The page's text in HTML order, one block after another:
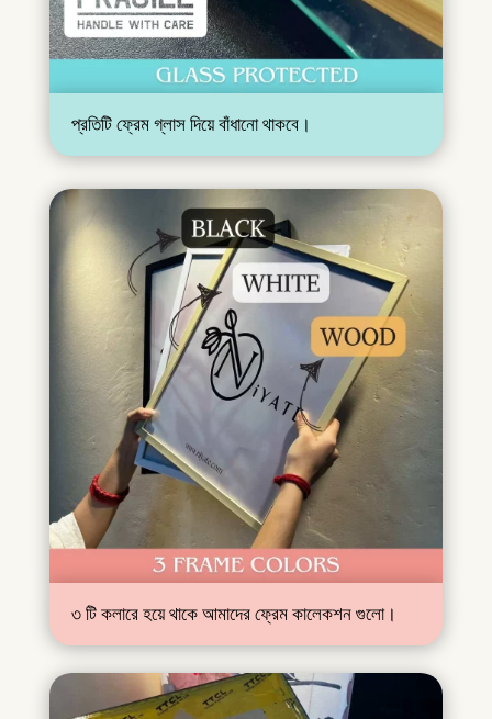
প্রতিটি ফ্রেম গ্লাস দিয়ে বাঁধানো থাকবে।
৩ টি কলারে হয়ে থাকে আমাদের ফ্রেম কালেকশন গুলো।